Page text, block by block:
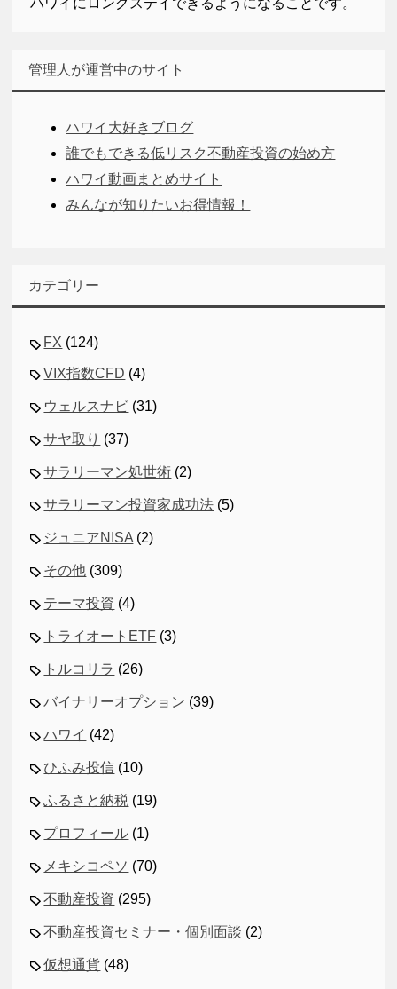
ハワイにロングステイできるようになることです。
管理人が運営中のサイト
ハワイ大好きブログ
誰でもできる低リスク不動産投資の始め方
ハワイ動画まとめサイト
みんなが知りたいお得情報！
カテゴリー
FX (124)
VIX指数CFD (4)
ウェルスナビ (31)
サヤ取り (37)
サラリーマン処世術 (2)
サラリーマン投資家成功法 (5)
ジュニアNISA (2)
その他 (309)
テーマ投資 (4)
トライオートETF (3)
トルコリラ (26)
バイナリーオプション (39)
ハワイ (42)
ひふみ投信 (10)
ふるさと納税 (19)
プロフィール (1)
メキシコペソ (70)
不動産投資 (295)
不動産投資セミナー・個別面談 (2)
仮想通貨 (48)